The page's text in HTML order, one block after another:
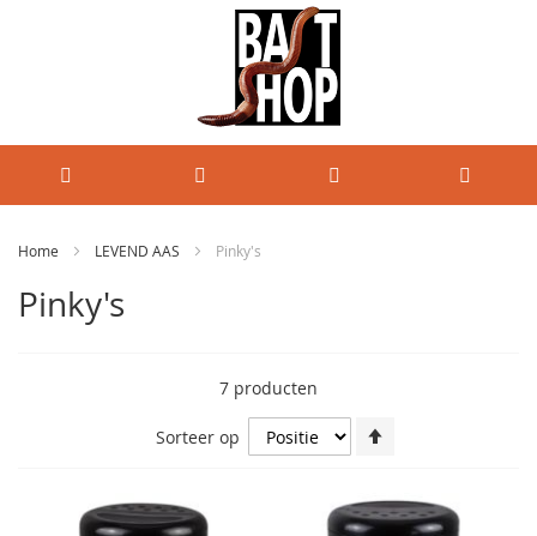
Home LEVEND AAS Pinky's
Pinky's
7 producten
Sorteer op
laag
sorteren